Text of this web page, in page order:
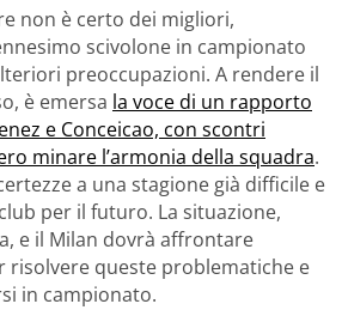
non è certo dei migliori,
scivolone in campionato
preoccupazioni. A rendere il
è emersa la voce di un rapporto
e Conceicao, con scontri
minare l’armonia della squadra.
a una stagione già difficile e
per il futuro. La situazione,
e il Milan dovrà affrontare
risolvere queste problematiche e
in campionato.